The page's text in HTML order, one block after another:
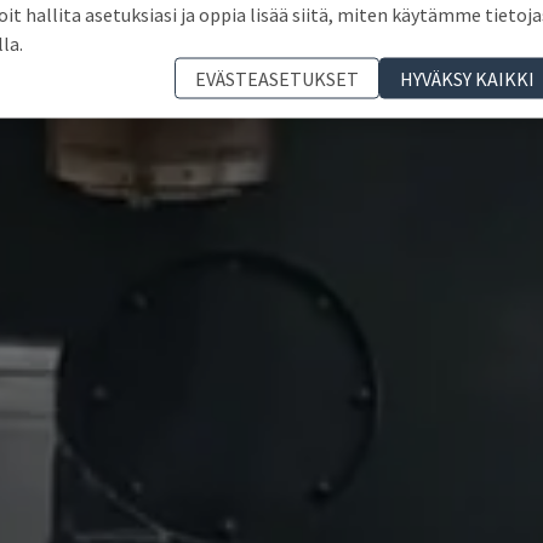
hallita asetuksiasi ja oppia lisää siitä, miten käytämme
EVÄSTEASETUKSET
HYVÄKSY KAIKKI